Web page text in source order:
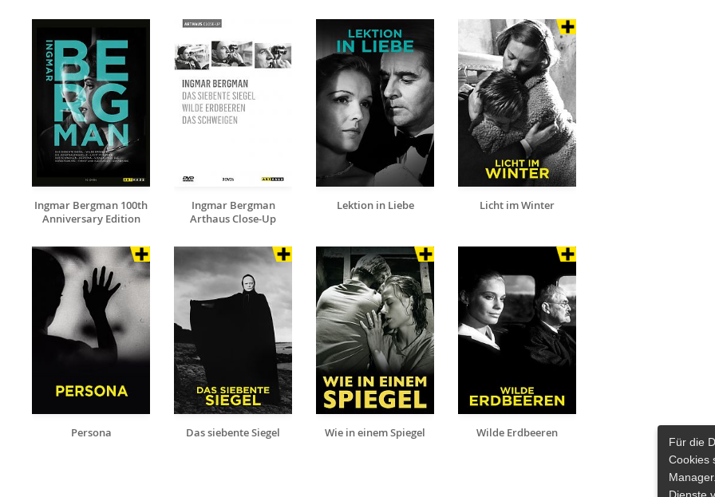
Ingmar Bergman 100th
Anniversary Edition
Ingmar Bergman
Arthaus Close-Up
Lektion in Liebe Licht im Winter
Persona Das siebente Siegel Wie in einem Spiegel Wilde Erdbeeren
Für die
Cookies